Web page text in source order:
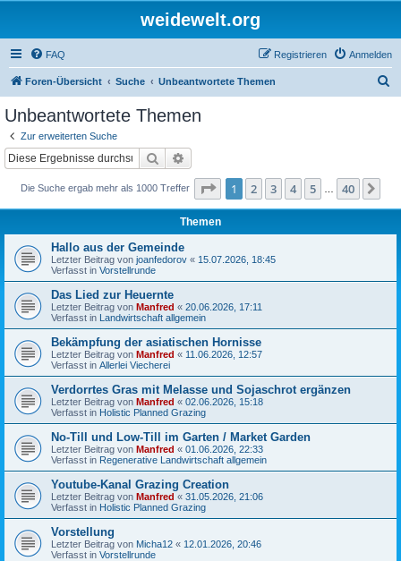
weidewelt.org
FAQ Anmelden
Registrieren
Foren-Übersicht Suche Unbeantwortete Themen
Unbeantwortete Themen
Zur erweiterten Suche
Suche
Die Suche ergab mehr als 1000 Treffer Seite 1von 40
1 2 3 4 5 40
Themen
Hallo aus der Gemeinde
Letzter Beitrag von joanfedorov « 15.07.2026, 18:45
Verfasst in Vorstellrunde
Das Lied zur Heuernte
Letzter Beitrag von Manfred « 20.06.2026, 17:11
Verfasst in Landwirtschaft allgemein
Bekämpfung der asiatischen Hornisse
Letzter Beitrag von Manfred « 11.06.2026, 12:57
Verfasst in Allerlei Viecherei
Verdorrtes Gras mit Melasse und Sojaschrot ergänzen
Letzter Beitrag von Manfred « 02.06.2026, 15:18
Verfasst in Holistic Planned Grazing
No-Till und Low-Till im Garten / Market Garden
Letzter Beitrag von Manfred « 01.06.2026, 22:33
Verfasst in Regenerative Landwirtschaft allgemein
Youtube-Kanal Grazing Creation
Letzter Beitrag von Manfred « 31.05.2026, 21:06
Verfasst in Holistic Planned Grazing
Vorstellung
Letzter Beitrag von Micha12 « 12.01.2026, 20:46
Verfasst in Vorstellrunde